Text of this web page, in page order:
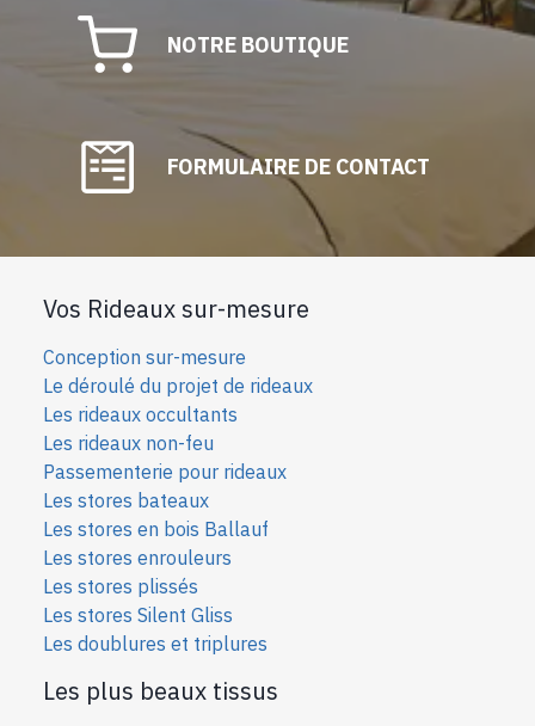
NOTRE BOUTIQUE
FORMULAIRE DE CONTACT
Vos Rideaux sur-mesure
Conception sur-mesure
Le déroulé du projet de rideaux
Les rideaux occultants
Les rideaux non-feu
Passementerie pour rideaux
Les stores bateaux
Les stores en bois Ballauf
Les stores enrouleurs
Les stores plissés
Les stores Silent Gliss
Les doublures et triplures
Les plus beaux tissus